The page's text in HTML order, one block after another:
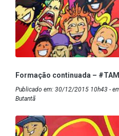
Formação continuada –
Publicado em: 30/12/2015 10h43 -
Butantã